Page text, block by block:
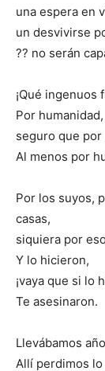
una espera en
un desvivirse
?? no serán
¡Qué ingenuos
Por
seguro que por
Al menos por
Por los suyos,
casas,
siquiera por
Y lo hicieron,
¡vaya que si lo
Te asesinaron.
Llevábamos
Allí perdimos lo